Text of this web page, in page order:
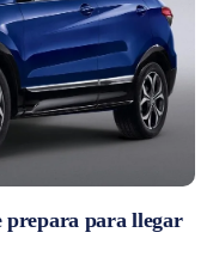
prepara para llegar